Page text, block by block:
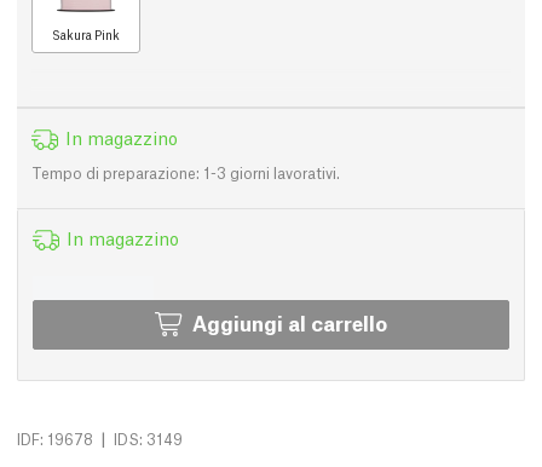
Sakura Pink
In magazzino
Tempo di preparazione: 1-3 giorni lavorativi.
In magazzino
Aggiungi al carrello
IDF: 19678 | IDS: 3149